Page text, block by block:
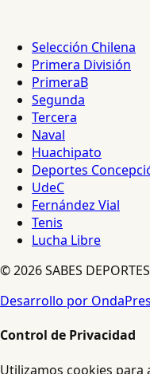
Selección Chilena
Primera División
PrimeraB
Segunda
Tercera
Naval
Huachipato
Deportes
UdeC
Fernández Vial
Tenis
Lucha Libre
© 2026 SABES
Desarrollo por
Control de Privacidad
Utilizamos cookies